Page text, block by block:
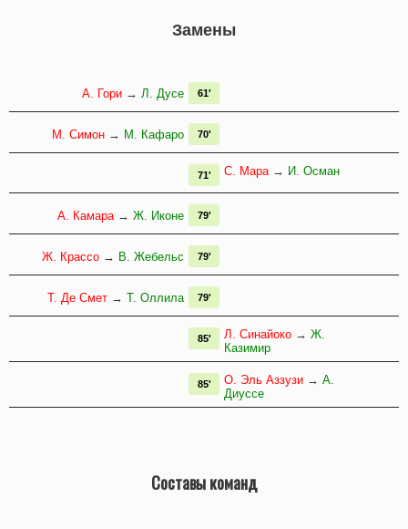
Замены
А. Гори → Л. Дусе 61'
М. Симон → М. Кафаро 70'
С. Мара→ И. Осман
71'
А. Камара→ Ж. Иконе 79'
Ж. Крассо → В. Жебельс 79'
Т. Де Смет → Т. Оллила 79'
Л. Синайоко → Ж.
Казимир
85'
О. Эль Аззузи → А.
Диуссе
85'
Составы команд